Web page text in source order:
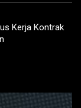
Kerja Kontrak